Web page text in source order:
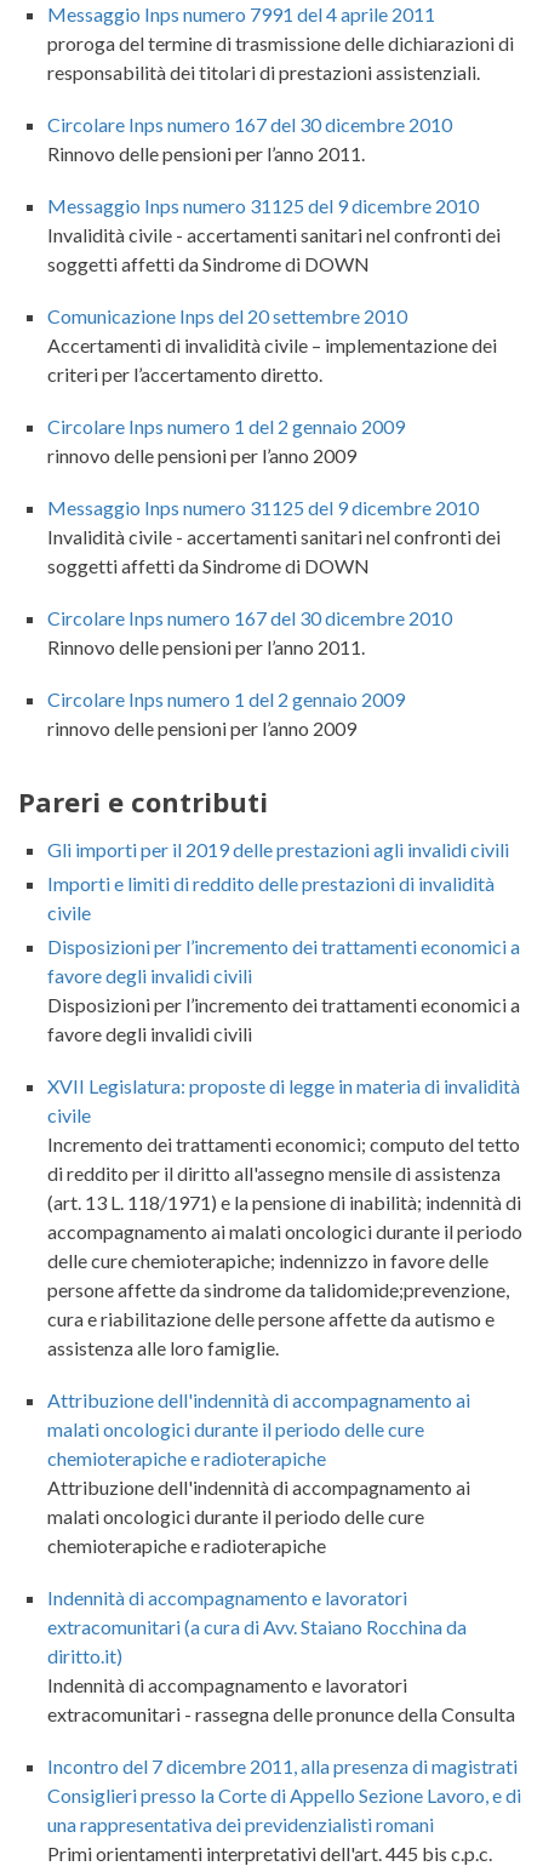
Messaggio Inps numero 7991 del 4 aprile 2011
proroga del termine di trasmissione delle dichiarazioni di
responsabilità dei titolari di prestazioni assistenziali.
Circolare Inps numero 167 del 30 dicembre 2010
Rinnovo delle pensioni per l’anno 2011.
Messaggio Inps numero 31125 del 9 dicembre 2010
Invalidità civile - accertamenti sanitari nel confronti dei
soggetti affetti da Sindrome di DOWN
Comunicazione Inps del 20 settembre 2010
Accertamenti di invalidità civile – implementazione dei
criteri per l’accertamento diretto.
Circolare Inps numero 1 del 2 gennaio 2009
rinnovo delle pensioni per l’anno 2009
Messaggio Inps numero 31125 del 9 dicembre 2010
Invalidità civile - accertamenti sanitari nel confronti dei
soggetti affetti da Sindrome di DOWN
Circolare Inps numero 167 del 30 dicembre 2010
Rinnovo delle pensioni per l’anno 2011.
Circolare Inps numero 1 del 2 gennaio 2009
rinnovo delle pensioni per l’anno 2009
Pareri e contributi
Gli importi per il 2019 delle prestazioni agli invalidi civili
Importi e limiti di reddito delle prestazioni di invalidità
civile
Disposizioni per l’incremento dei trattamenti economici a
favore degli invalidi civili
Disposizioni per l’incremento dei trattamenti economici a
favore degli invalidi civili
XVII Legislatura: proposte di legge in materia di invalidità
civile
Incremento dei trattamenti economici; computo del tetto
di reddito per il diritto all'assegno mensile di assistenza
(art. 13 L. 118/1971) e la pensione di inabilità; indennità di
accompagnamento ai malati oncologici durante il periodo
delle cure chemioterapiche; indennizzo in favore delle
persone affette da sindrome da talidomide;prevenzione,
cura e riabilitazione delle persone affette da autismo e
assistenza alle loro famiglie.
Attribuzione dell'indennità di accompagnamento ai
malati oncologici durante il periodo delle cure
chemioterapiche e radioterapiche
Attribuzione dell'indennità di accompagnamento ai
malati oncologici durante il periodo delle cure
chemioterapiche e radioterapiche
Indennità di accompagnamento e lavoratori
extracomunitari (a cura di Avv. Staiano Rocchina da
diritto.it)
Indennità di accompagnamento e lavoratori
extracomunitari - rassegna delle pronunce della Consulta
Incontro del 7 dicembre 2011, alla presenza di magistrati
Consiglieri presso la Corte di Appello Sezione Lavoro, e di
una rappresentativa dei previdenzialisti romani
Primi orientamenti interpretativi dell'art. 445 bis c.p.c.